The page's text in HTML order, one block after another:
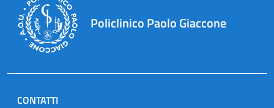
Policlinico Paolo Giaccone
CONTATTI